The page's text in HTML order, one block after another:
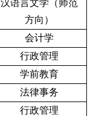
汉语言文学（师范
方向）
会计学
行政管理
学前教育
法律事务
行政管理